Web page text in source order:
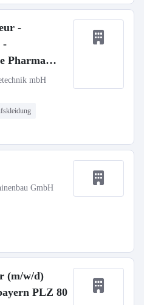
-
-
Pharma
mbH
GmbH
(m/w/d)
PLZ 80